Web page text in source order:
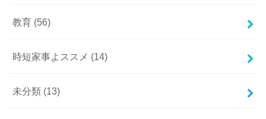
教育 (56)
時短家事よススメ (14)
未分類 (13)